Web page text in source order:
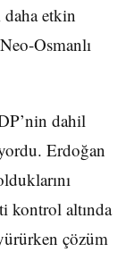
etkin
Osmanlı
dahil
Erdoğan
kontrol altında
çözüm